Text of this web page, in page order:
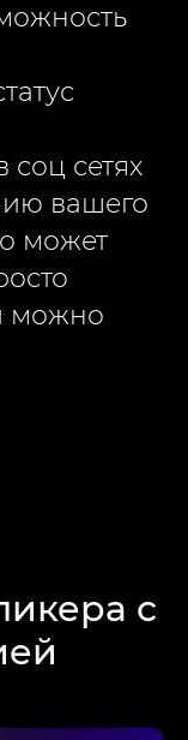
сетях
вашего
может
можно
с